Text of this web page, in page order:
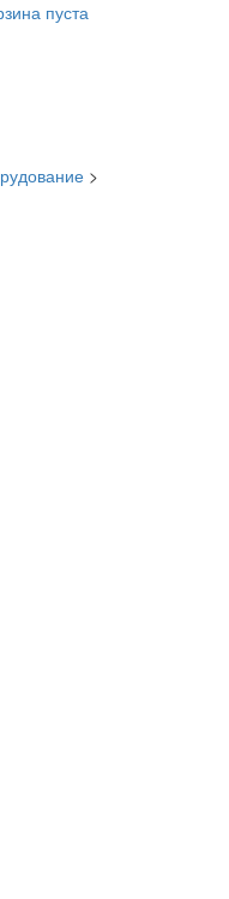
пуста
>